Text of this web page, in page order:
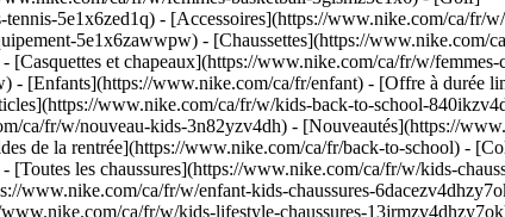
5e1x6zed1q) - [Accessoires](https://www.nike.com/ca/fr/w/
5e1x6zawwpw) - [Chaussettes](https://www.nike.com/
et chapeaux](https://www.nike.com/ca/fr/w/
- [Enfants](https://www.nike.com/ca/fr/enfant) - [Offre à durée
www.nike.com/ca/fr/w/kids-back-to-school-
ca/fr/w/nouveau-kids-3n82yzv4dh) - [Nouveautés](https://
de la rentrée](https://www.nike.com/ca/fr/back-to-school) -
les chaussures](https://www.nike.com/ca/fr/w/kids-
ca/fr/w/enfant-kids-chaussures-
ca/fr/w/kids-lifestyle-chaussures-